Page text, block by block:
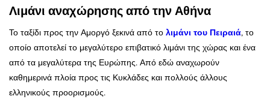
Λιμάνι αναχώρησης από την Αθήνα
Το ταξίδι προς την Αμοργό ξεκινά από το λιμάνι του Πειραιά, το
οποίο αποτελεί το μεγαλύτερο επιβατικό λιμάνι της χώρας και ένα
από τα μεγαλύτερα της Ευρώπης. Από εδώ αναχωρούν
καθημερινά πλοία προς τις Κυκλάδες και πολλούς άλλους
ελληνικούς προορισμούς.